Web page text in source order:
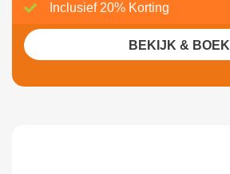
Inclusief 20% Korting
BEKIJK & BOEK